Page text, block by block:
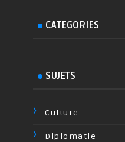
CATEGORIES
SUJETS
Culture
Diplomatie